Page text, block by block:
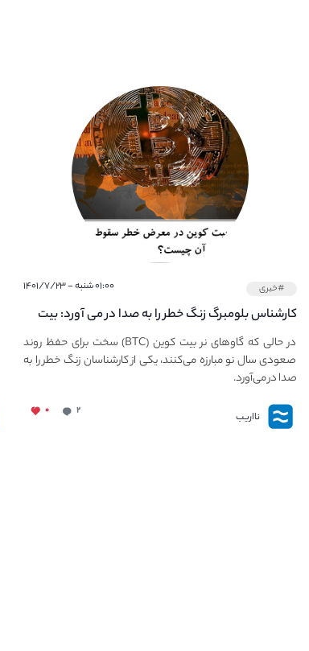
#خبری ۰۱:۰۰ شنبه - ۱۴۰۱/۷/۲۳
کارشناس بلومبرگ زنگ خطر را به صدا در می آورد: بیت
کوین در معرض خطر سقوط بزرگ است - دلیل آن
چیست؟
در حالی که گاوهای نر بیت کوین (BTC) سخت برای حفظ روند
صعودی سال نو مبارزه می‌کنند، یکی از کارشناسان زنگ خطر را به
صدا در می‌آورد.
نااریب ۲ ۰